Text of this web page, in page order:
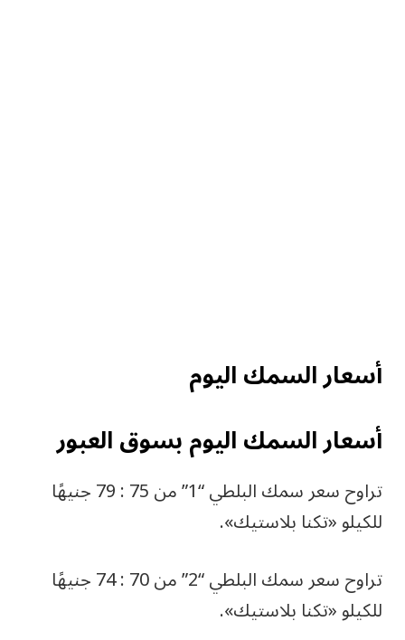
أسعار السمك اليوم
أسعار السمك اليوم بسوق العبور
تراوح سعر سمك البلطي “1” من 75 : 79 جنيهًا
للكيلو «تكنا بلاستيك».
تراوح سعر سمك البلطي “2” من 70 : 74 جنيهًا
للكيلو «تكنا بلاستيك».